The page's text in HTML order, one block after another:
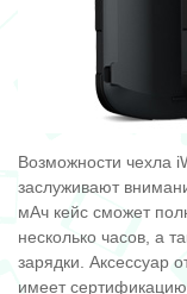
Возможности чехла
заслуживают
мАч кейс сможет
несколько часов, а
зарядки. Аксессуар
имеет